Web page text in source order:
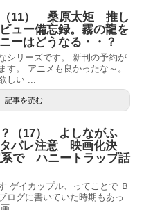
（11） 桑原太矩 推し
ュー備忘録。霧の龍を
ーはどうなる・・？
シリーズです。 新刊の予約が
す。 アニメも良かったな～。
しい ...
記事を読む
（17） よしながふ
バレ注意 映画化決
系で ハニートラップ話
ゲイカップル、ってことで Ｂ
ログに書いていた時期もあっ